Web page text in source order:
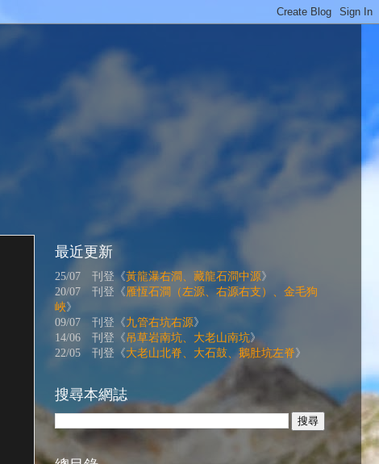
最近更新
25/07 刊登《黃龍瀑右澗、藏龍石澗中源》
20/07 刊登《雁恆石澗（左源、右源右支）、金毛狗
峽》
09/07 刊登《九管右坑右源》
14/06 刊登《吊草岩南坑、大老山南坑》
22/05 刊登《大老山北脊、大石鼓、鵝肚坑左脊》
搜尋本網誌